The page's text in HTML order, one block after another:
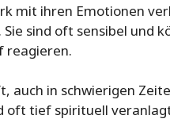
mit ihren Emotionen
sind oft sensibel und
reagieren.
auch in schwierigen
oft tief spirituell